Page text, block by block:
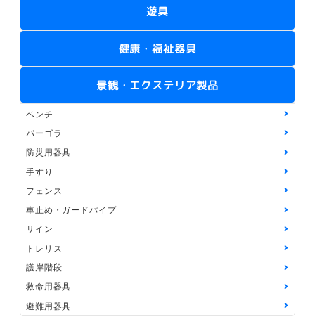
遊具
健康・福祉器具
景観・エクステリア製品
ベンチ
パーゴラ
防災用器具
手すり
フェンス
車止め・ガードパイプ
サイン
トレリス
護岸階段
救命用器具
避難用器具